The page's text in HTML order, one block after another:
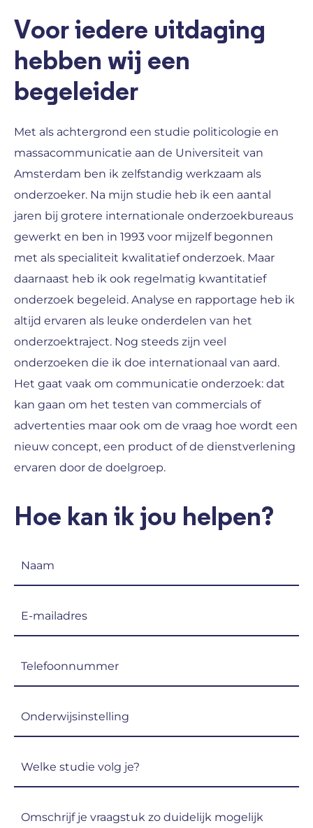
Voor iedere uitdaging
hebben wij een
begeleider
Met als achtergrond een studie politicologie en
massacommunicatie aan de Universiteit van
Amsterdam ben ik zelfstandig werkzaam als
onderzoeker. Na mijn studie heb ik een aantal
jaren bij grotere internationale onderzoekbureaus
gewerkt en ben in 1993 voor mijzelf begonnen
met als specialiteit kwalitatief onderzoek. Maar
daarnaast heb ik ook regelmatig kwantitatief
onderzoek begeleid. Analyse en rapportage heb ik
altijd ervaren als leuke onderdelen van het
onderzoektraject. Nog steeds zijn veel
onderzoeken die ik doe internationaal van aard.
Het gaat vaak om communicatie onderzoek: dat
kan gaan om het testen van commercials of
advertenties maar ook om de vraag hoe wordt een
nieuw concept, een product of de dienstverlening
ervaren door de doelgroep.
Hoe kan ik jou helpen?
je?